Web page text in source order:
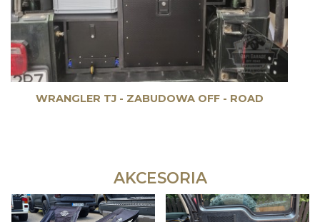
WRANGLER TJ - ZABUDOWA OFF - ROAD
AKCESORIA